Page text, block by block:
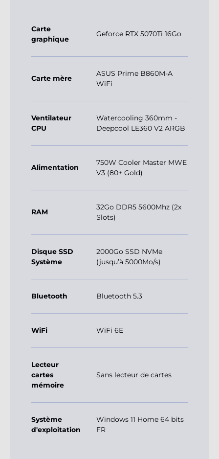
Carte
graphique
Geforce RTX 5070Ti 16Go
Carte mère
ASUS Prime B860M-A
WiFi
Ventilateur
CPU
Watercooling 360mm -
Deepcool LE360 V2 ARGB
Alimentation
750W Cooler Master MWE
V3 (80+ Gold)
RAM
32Go DDR5 5600Mhz (2x
Slots)
Disque SSD
Système
2000Go SSD NVMe
(jusqu’à 5000Mo/s)
Bluetooth Bluetooth 5.3
WiFi WiFi 6E
Lecteur
cartes
mémoire
Sans lecteur de cartes
Système
d'exploitation
Windows 11 Home 64 bits
FR